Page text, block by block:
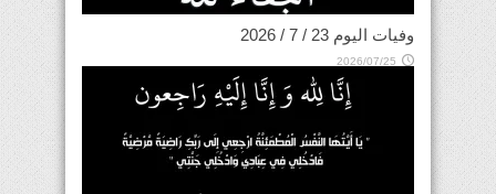
وفيات اليوم 23 / 7 / 2026
2026/07/25